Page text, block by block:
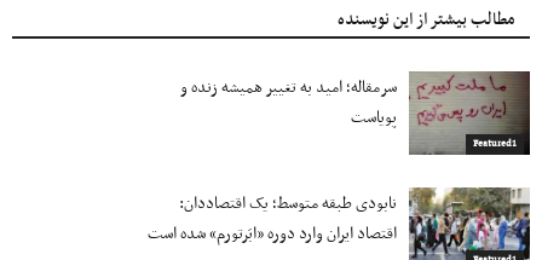
مطالب بیشتر از این نویسنده
Featured1
سرمقاله؛ امید به تغییر همیشه زنده و
پویاست
نابودی طبقه متوسط؛ یک اقتصاددان:
اقتصاد ایران وارد دوره «ابَرتورم» شده‌ است